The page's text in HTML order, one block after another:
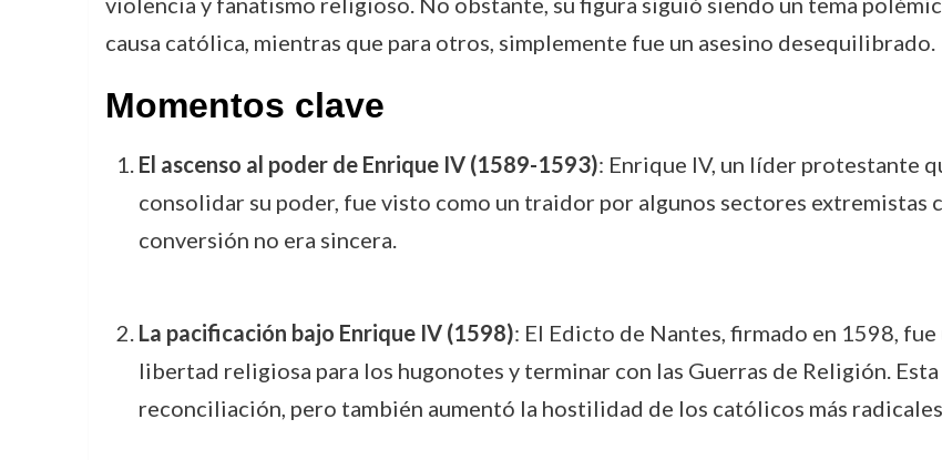
causa católica, mientras que para otros, simplemente fue un asesino desequilibrado.
Momentos clave
El ascenso al poder de Enrique IV (1589-1593): Enrique IV, un líder protestante
consolidar su poder, fue visto como un traidor por algunos sectores extremistas
conversión no era sincera.
La pacificación bajo Enrique IV (1598): El Edicto de Nantes, firmado en 1598,
libertad religiosa para los hugonotes y terminar con las Guerras de Religión.
reconciliación, pero también aumentó la hostilidad de los católicos más